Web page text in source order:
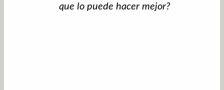
que lo puede hacer mejor?